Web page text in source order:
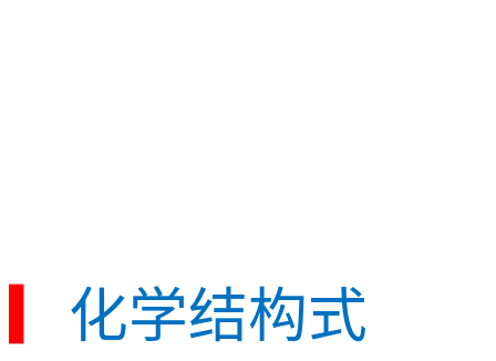
化学结构式